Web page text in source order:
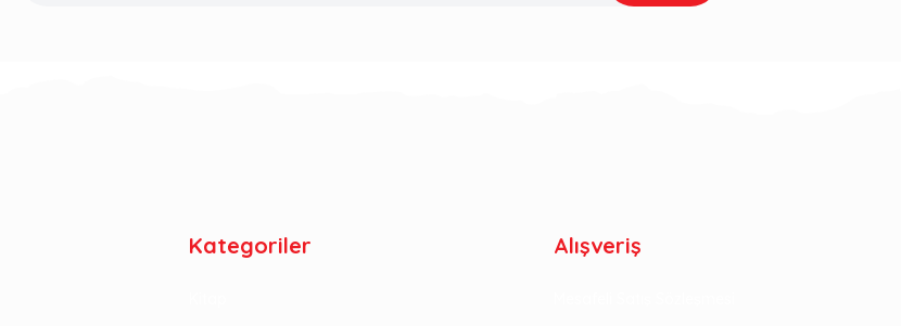
Kategoriler Alışveriş